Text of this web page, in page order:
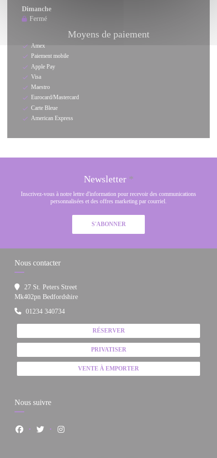
Dimanche
Fermé
Moyens de paiement
Amex
Paiement mobile
Apple Pay
Visa
Maestro
Eurocard/Mastercard
Carte Bleue
American Express
Newsletter *
Inscrivez-vous à notre lettre d'information pour recevoir des communications
personnalisées et des offres marketing par courriel.
S'ABONNER
Nous contacter
27 St. Peters Street
Mk402pn Bedfordshire((ouvre une nouvelle fenêtre))
01234 340734
RÉSERVER
PRIVATISER
VENTE À EMPORTER
Nous suivre
Facebook ((ouvre une nouvelle fenêtre))
Twitter ((ouvre une nouvelle fenêtre))
Instagram ((ouvre une nouvelle fenêtre))